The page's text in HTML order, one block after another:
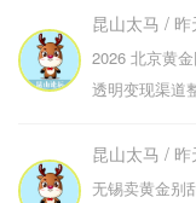
昆山太马 / 昨
2026 北京黄
透明变现渠道
昆山太马 / 昨
无锡卖黄金别